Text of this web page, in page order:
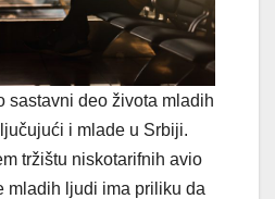
sastavni deo života mladih
i mlade u Srbiji.
tržištu niskotarifnih avio
mladih ljudi ima priliku da